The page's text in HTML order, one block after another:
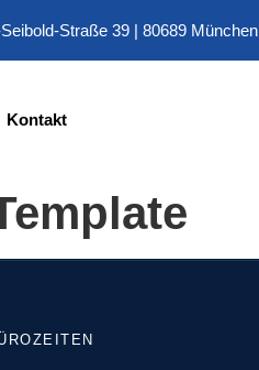
Straße 39 | 80689 München
Kontakt